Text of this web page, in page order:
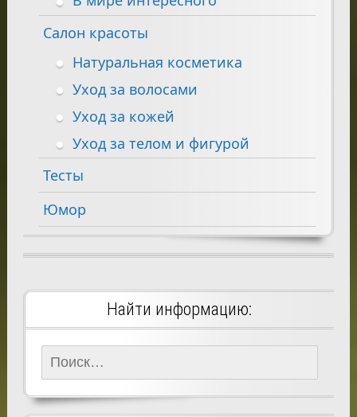
Салон красоты
Натуральная косметика
Уход за волосами
Уход за кожей
Уход за телом и фигурой
Тесты
Юмор
Найти информацию:
Найти: